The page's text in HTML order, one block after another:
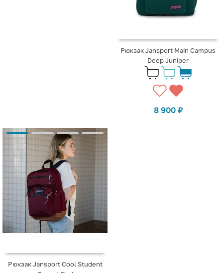
Рюкзак Jansport Main Campus
Deep Juniper
8 900 ₽
Рюкзак Jansport Cool Student